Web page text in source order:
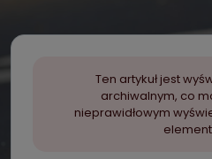
Ten artykuł jest
archiwalnym, co
nieprawidłowym